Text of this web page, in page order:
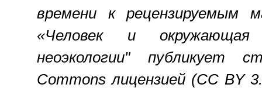
времени к рецензируемым
«Человек и
неоэкологии" публикует
Commons лицензией (СС BY